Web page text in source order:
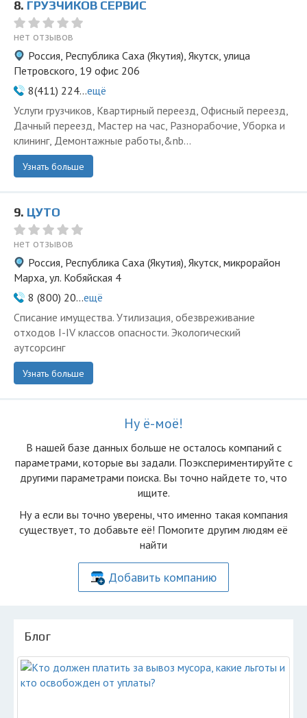
8. ГРУЗЧИКОВ СЕРВИС
нет отзывов
Россия, Республика Саха (Якутия), Якутск, улица
Петровского, 19 офис 206
8(411) 224...ещё
Услуги грузчиков, Квартирный переезд, Офисный переезд,
Дачный переезд, Мастер на час, Разнорабочие, Уборка и
клининг, Демонтажные работы,&nb...
Узнать больше
9. ЦУТО
нет отзывов
Россия, Республика Саха (Якутия), Якутск, микрорайон
Марха, ул. Кобяйская 4
8 (800) 20...ещё
Списание имущества. Утилизация, обезвреживание
отходов I-IV классов опасности. Экологический
аутсорсинг
Узнать больше
Ну ё-моё!
В нашей базе данных больше не осталоcь компаний с
параметрами, которые вы задали. Поэкспериментируйте с
другими параметрами поиска. Вы точно найдете то, что
ищите.
Ну а если вы точно уверены, что именно такая компания
существует, то добавьте её! Помогите другим людям её
найти
Добавить компанию
Блог